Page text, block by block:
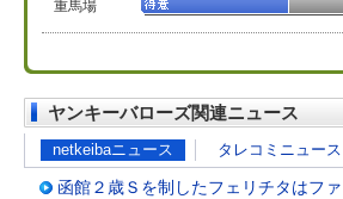
重馬場
ヤンキーバローズ関連ニュース
netkeibaニュース タレコミニュース
函館２歳Ｓを制したフェリチタはフ